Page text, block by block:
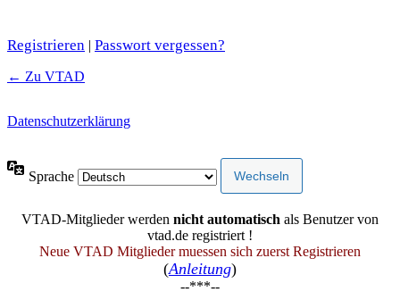
Registrieren | Passwort vergessen?
← Zu VTAD
Datenschutzerklärung
Sprache
VTAD-Mitglieder werden nicht automatisch als Benutzer von
vtad.de registriert !
Neue VTAD Mitglieder muessen sich zuerst Registrieren
(Anleitung)
--***--